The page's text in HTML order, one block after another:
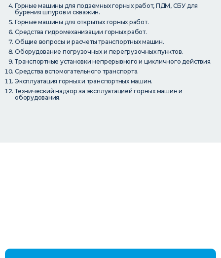
Горные машины для подземных горных работ, ПДМ, СБУ для
бурения шпуров и скважин.
Горные машины для открытых горных работ.
Средства гидромеханизации горных работ.
Общие вопросы и расчеты транспортных машин.
Оборудование погрузочных и перегрузочных пунктов.
Транспортные установки непрерывного и цикличного действия.
Средства вспомогательного транспорта.
Эксплуатация горных и транспортных машин.
Технический надзор за эксплуатацией горных машин и
оборудования.